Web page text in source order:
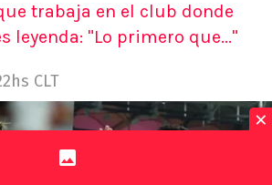
trabaja en el club donde
leyenda: "Lo primero que..."
CLT
×